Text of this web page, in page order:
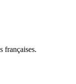
françaises.